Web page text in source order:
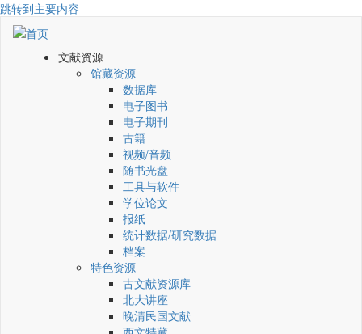
跳转到主要内容
文献资源
馆藏资源
数据库
电子图书
电子期刊
古籍
视频/音频
随书光盘
工具与软件
学位论文
报纸
统计数据/研究数据
档案
特色资源
古文献资源库
北大讲座
晚清民国文献